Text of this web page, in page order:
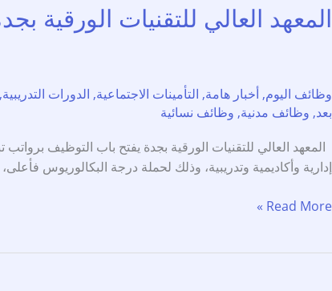
المعهد العالي للتقنيات الورقية بجدة
وظائف اليوم, أخبار هامة, التأمينات الاجتماعية, الدورات التدريبية,
بعد, وظائف مدنية, وظائف نسائية
إدارية وأكاديمية وتدريبية، وذلك لحملة درجة البكالوريوس
المعهد
Read More »